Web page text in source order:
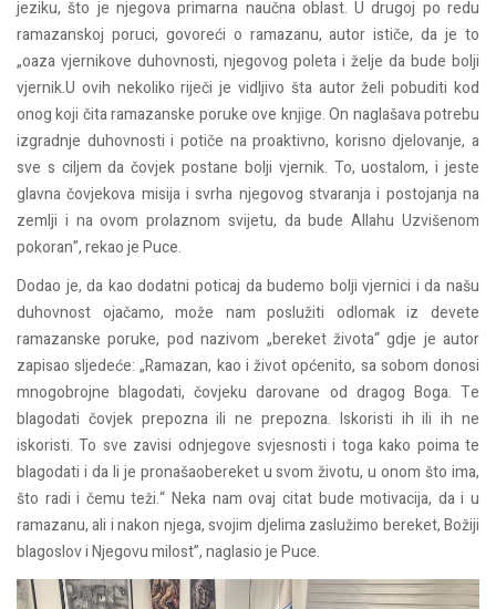
jeziku, što je njegova primarna naučna oblast. U drugoj po redu
ramazanskoj poruci, govoreći o ramazanu, autor ističe, da je to
„oaza vjernikove duhovnosti, njegovog poleta i želje da bude bolji
vjernik.U ovih nekoliko riječi je vidljivo šta autor želi pobuditi kod
onog koji čita ramazanske poruke ove knjige. On naglašava potrebu
izgradnje duhovnosti i potiče na proaktivno, korisno djelovanje, a
sve s ciljem da čovjek postane bolji vjernik. To, uostalom, i jeste
glavna čovjekova misija i svrha njegovog stvaranja i postojanja na
zemlji i na ovom prolaznom svijetu, da bude Allahu Uzvišenom
pokoran”, rekao je Puce.
Dodao je, da kao dodatni poticaj da budemo bolji vjernici i da našu
duhovnost ojačamo, može nam poslužiti odlomak iz devete
ramazanske poruke, pod nazivom „bereket života“ gdje je autor
zapisao sljedeće: „Ramazan, kao i život općenito, sa sobom donosi
mnogobrojne blagodati, čovjeku darovane od dragog Boga. Te
blagodati čovjek prepozna ili ne prepozna. Iskoristi ih ili ih ne
iskoristi. To sve zavisi odnjegove svjesnosti i toga kako poima te
blagodati i da li je pronašaobereket u svom životu, u onom što ima,
što radi i čemu teži.“ Neka nam ovaj citat bude motivacija, da i u
ramazanu, ali i nakon njega, svojim djelima zaslužimo bereket, Božiji
blagoslov i Njegovu milost”, naglasio je Puce.